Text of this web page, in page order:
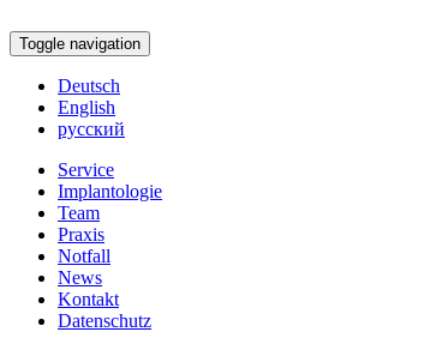
Toggle navigation
Deutsch
English
русский
Service
Implantologie
Team
Praxis
Notfall
News
Kontakt
Datenschutz